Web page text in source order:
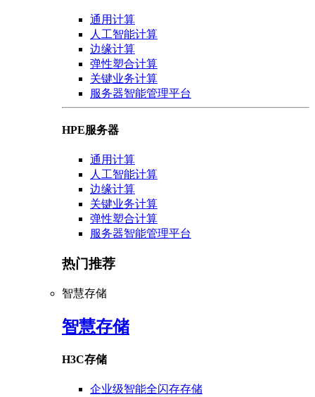
通用计算
人工智能计算
边缘计算
弹性塑合计算
关键业务计算
服务器智能管理平台
HPE服务器
通用计算
人工智能计算
边缘计算
关键业务计算
弹性塑合计算
服务器智能管理平台
热门推荐
智慧存储
智慧存储
H3C存储
企业级智能全闪存存储